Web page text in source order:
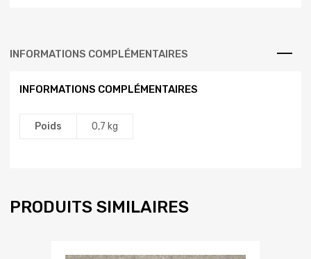
INFORMATIONS COMPLÉMENTAIRES
INFORMATIONS COMPLÉMENTAIRES
Poids 0,7 kg
PRODUITS SIMILAIRES